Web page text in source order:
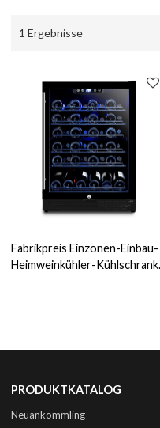
1 Ergebnisse
Fabrikpreis Einzonen-Einbau-
Heimweinkühler-Kühlschrank
PRODUKTKATALOG
Neuankömmling